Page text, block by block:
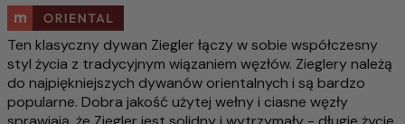
Ten klasyczny dywan Ziegler łączy w sobie współczesny
styl życia z tradycyjnym wiązaniem węzłów. Zieglery należą
do najpiękniejszych dywanów orientalnych i są bardzo
popularne. Dobra jakość użytej wełny i ciasne węzły